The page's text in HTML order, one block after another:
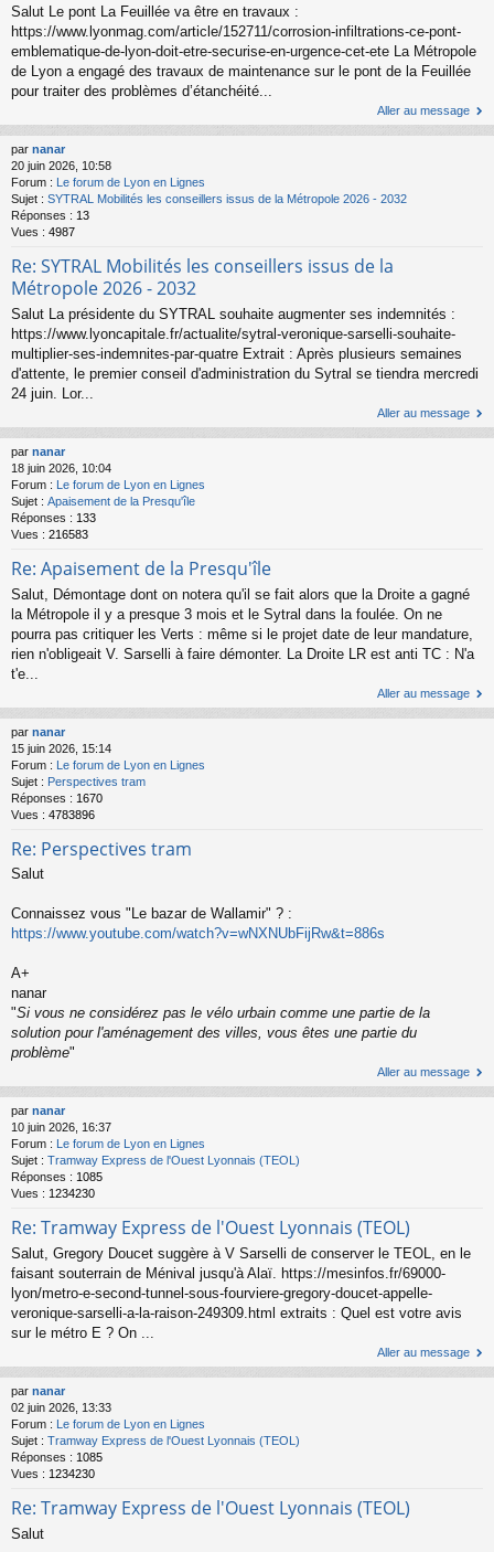
Salut Le pont La Feuillée va être en travaux :
https://www.lyonmag.com/article/152711/corrosion-infiltrations-ce-pont-
emblematique-de-lyon-doit-etre-securise-en-urgence-cet-ete La Métropole
de Lyon a engagé des travaux de maintenance sur le pont de la Feuillée
pour traiter des problèmes d’étanchéité...
Aller au message
par nanar
20 juin 2026, 10:58
Forum : Le forum de Lyon en Lignes
Sujet : SYTRAL Mobilités les conseillers issus de la Métropole 2026 - 2032
Réponses : 13
Vues : 4987
Re: SYTRAL Mobilités les conseillers issus de la
Métropole 2026 - 2032
Salut La présidente du SYTRAL souhaite augmenter ses indemnités :
https://www.lyoncapitale.fr/actualite/sytral-veronique-sarselli-souhaite-
multiplier-ses-indemnites-par-quatre Extrait : Après plusieurs semaines
d'attente, le premier conseil d'administration du Sytral se tiendra mercredi
24 juin. Lor...
Aller au message
par nanar
18 juin 2026, 10:04
Forum : Le forum de Lyon en Lignes
Sujet : Apaisement de la Presqu'île
Réponses : 133
Vues : 216583
Re: Apaisement de la Presqu'île
Salut, Démontage dont on notera qu'il se fait alors que la Droite a gagné
la Métropole il y a presque 3 mois et le Sytral dans la foulée. On ne
pourra pas critiquer les Verts : même si le projet date de leur mandature,
rien n'obligeait V. Sarselli à faire démonter. La Droite LR est anti TC : N'a
t'e...
Aller au message
par nanar
15 juin 2026, 15:14
Forum : Le forum de Lyon en Lignes
Sujet : Perspectives tram
Réponses : 1670
Vues : 4783896
Re: Perspectives tram
Salut
Connaissez vous "Le bazar de Wallamir" ? :
https://www.youtube.com/watch?v=wNXNUbFijRw&t=886s
A+
nanar
"Si vous ne considérez pas le vélo urbain comme une partie de la
solution pour l'aménagement des villes, vous êtes une partie du
problème"
Aller au message
par nanar
10 juin 2026, 16:37
Forum : Le forum de Lyon en Lignes
Sujet : Tramway Express de l'Ouest Lyonnais (TEOL)
Réponses : 1085
Vues : 1234230
Re: Tramway Express de l'Ouest Lyonnais (TEOL)
Salut, Gregory Doucet suggère à V Sarselli de conserver le TEOL, en le
faisant souterrain de Ménival jusqu'à Alaï. https://mesinfos.fr/69000-
lyon/metro-e-second-tunnel-sous-fourviere-gregory-doucet-appelle-
veronique-sarselli-a-la-raison-249309.html extraits : Quel est votre avis
sur le métro E ? On ...
Aller au message
par nanar
02 juin 2026, 13:33
Forum :
Le forum de Lyon en Lignes
Sujet : Tramway Express de l'Ouest Lyonnais (TEOL)
Réponses : 1085
Vues : 1234230
Re: Tramway Express de l'Ouest Lyonnais (TEOL)
Salut